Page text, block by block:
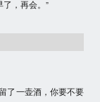
，再会。”
了一壶酒，你要不要